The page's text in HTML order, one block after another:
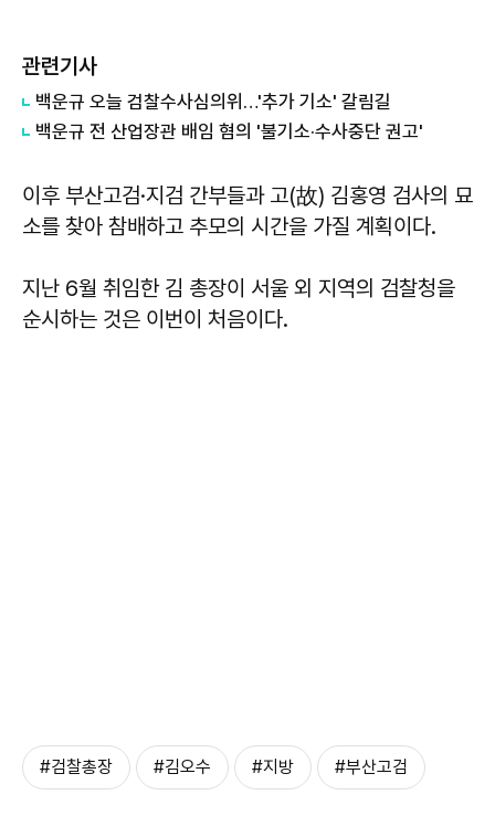
관련기사
백운규 오늘 검찰수사심의위…'추가 기소' 갈림길
백운규 전 산업장관 배임 혐의 '불기소·수사중단 권고'
이후 부산고검·지검 간부들과 고(故) 김홍영 검사의 묘
소를 찾아 참배하고 추모의 시간을 가질 계획이다.
지난 6월 취임한 김 총장이 서울 외 지역의 검찰청을
순시하는 것은 이번이 처음이다.
#검찰총장 #김오수 #지방 #부산고검